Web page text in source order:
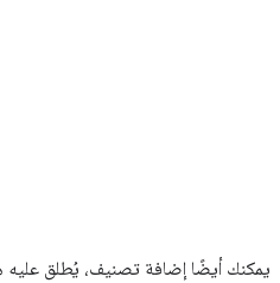
يمكنك أيضًا إضافة تصنيف، يُطلق عليه